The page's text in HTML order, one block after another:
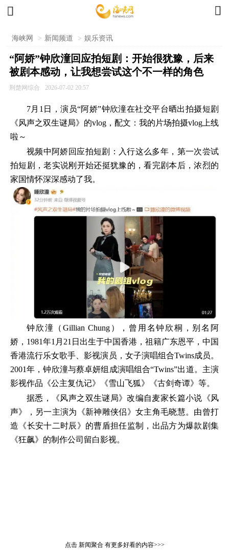
 
海峡网 > 新闻频道 > 娱乐资讯
“阿娇”钟欣潼回应拍短剧：开始很犹豫，后来
被剧本感动，让我想尝试这个不一样的角色
荆楚网综合 2026-07-02 20:57
7月1日，演员“阿娇”钟欣潼在社交平台晒出拍摄短剧
《风声之双生谜局》的vlog，配文：我的片场拍摄vlog上线
啦～
视频中阿娇回应拍短剧：入行这么多年，第一次尝试
拍短剧，老实说刚开始还挺犹豫的，看完剧本后，浓烈的
家国情怀深深感动了我。
钟欣潼（Gillian Chung），曾用名钟欣桐，别名阿
娇，1981年1月21日出生于中国香港，祖籍广东恩平，中国
香港流行乐女歌手、影视演员，女子演唱组合Twins成员。
2001年，钟欣潼与蔡卓妍组成演唱组合“Twins”出道。主演
影视作品《公主复仇记》《雪山飞狐》《古剑奇谭》等。
据悉，《风声之双生谜局》改编自麦家长篇小说《风
声》，另一主演为《新神雕侠侣》女主角毛晓慧。由曾打
造《长安十二时辰》的曹盾担任监制，出品方为爆款剧集
《狂飙》的制作公司留白影视。
点击 新闻聚合有更多好看的内容>>>